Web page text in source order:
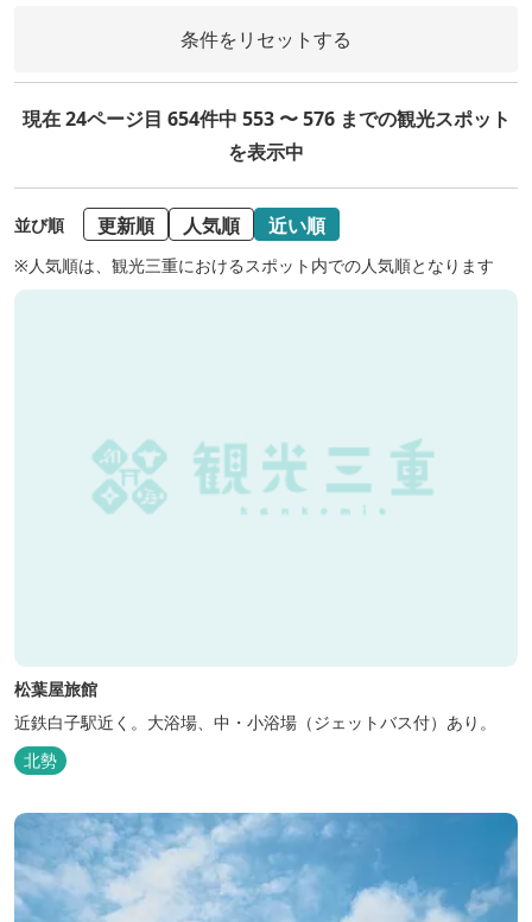
条件をリセットする
現在 24ページ目 654件中 553 〜 576 までの観光スポット
を表示中
並び順 更新順 人気順 近い順
※人気順は、観光三重におけるスポット内での人気順となります
松葉屋旅館
近鉄白子駅近く。大浴場、中・小浴場（ジェットバス付）あり。
北勢